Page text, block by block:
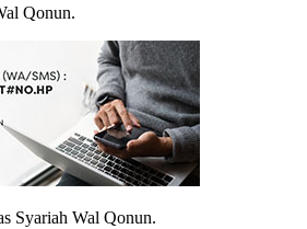
Qonun.
Syariah Wal Qonun.